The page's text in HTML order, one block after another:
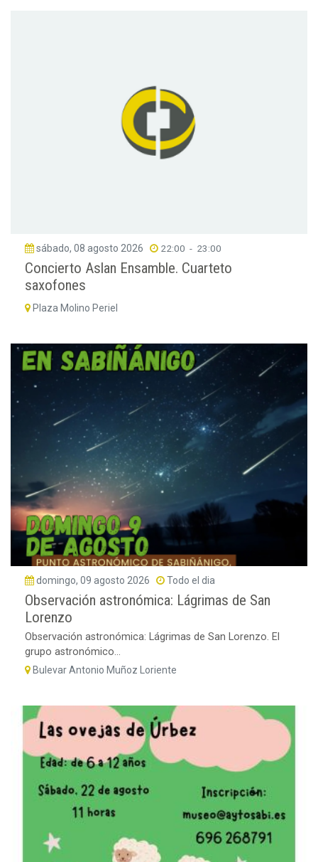
sábado, 08 agosto 2026 22:00 - 23:00
Concierto Aslan Ensamble. Cuarteto
saxofones
Plaza Molino Periel
domingo, 09 agosto 2026 Todo el dia
Observación astronómica: Lágrimas de San
Lorenzo
Observación astronómica: Lágrimas de San Lorenzo. El
grupo astronómico...
Bulevar Antonio Muñoz Loriente